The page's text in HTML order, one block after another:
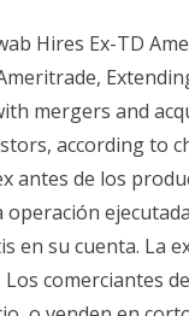
Hires Ex-TD
mergers and
according to
antes de los
operación
en su cuenta. La
comerciantes